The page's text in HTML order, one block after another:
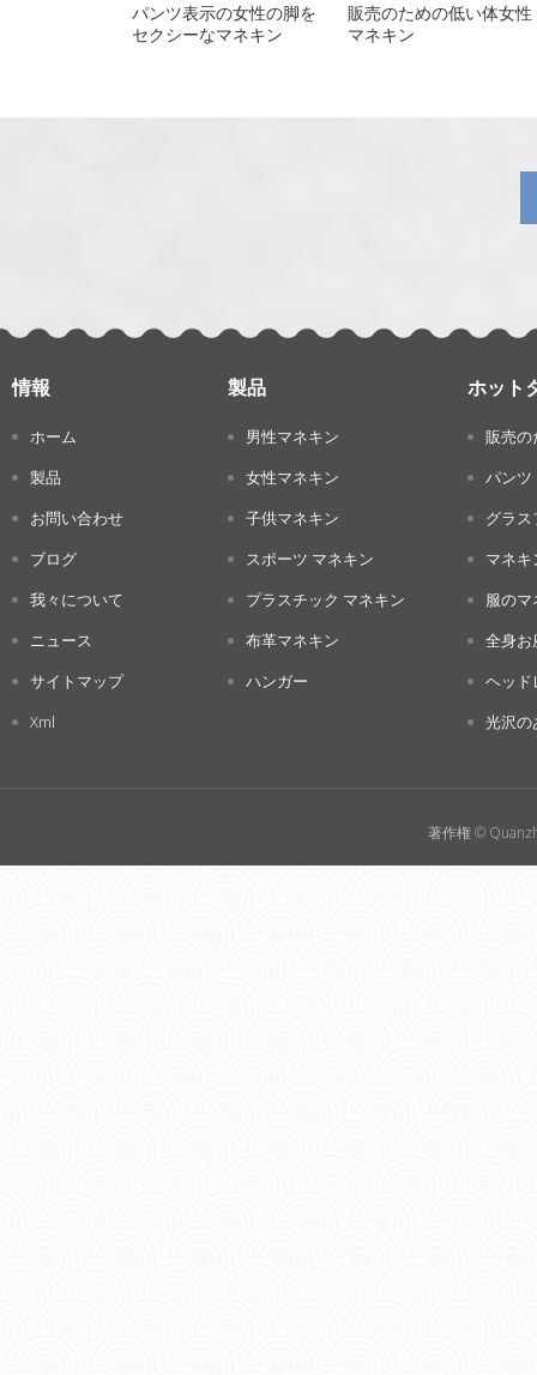
パンツ表示の女性の脚を
セクシーなマネキン
販売のための低い体女性
マネキン
情報
ホーム
製品
お問い合わせ
ブログ
我々について
ニュース
サイトマップ
Xml
製品
男性マネキン
女性マネキン
子供マネキン
スポーツ マネキン
プラスチック マネキン
布革マネキン
ハンガー
ホット
販売の
パンツ
グラ
マネ
服の
全身お
ヘッド
光沢の
著作権 ©